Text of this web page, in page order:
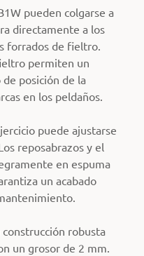
pueden colgarse a
directamente a los
forrados de fieltro.
permiten un
posición de la
en los peldaños.
puede ajustarse
reposabrazos y el
en espuma
un acabado
robusta
un grosor de 2 mm.